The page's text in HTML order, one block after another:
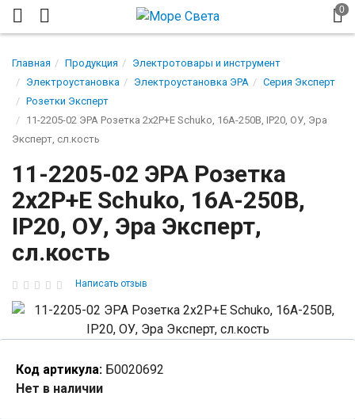
Главная Продукция
Электротовары и инструмент
Электроустановка
Электроустановка ЭРА
Серия Эксперт
Розетки Эксперт
11-2205-02 ЭРА Розетка 2х2P+E Schuko, 16A-250В, IP20, ОУ, Эра
Эксперт, сл.кость
11-2205-02 ЭРА Розетка
2х2P+E Schuko, 16A-250В,
IP20, ОУ, Эра Эксперт,
сл.кость
Написать отзыв
Код артикула: Б0020692
Нет в наличии